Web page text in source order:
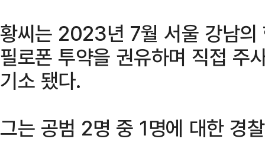
황씨는 2023년 7월 서울 강남의
필로폰 투약을 권유하며 직접 주
기소 됐다.
그는 공범 2명 중 1명에 대한 경